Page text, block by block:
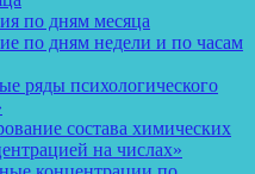
по дням месяца
по дням недели и по часам
ряды психологического
состава химических
на числах»